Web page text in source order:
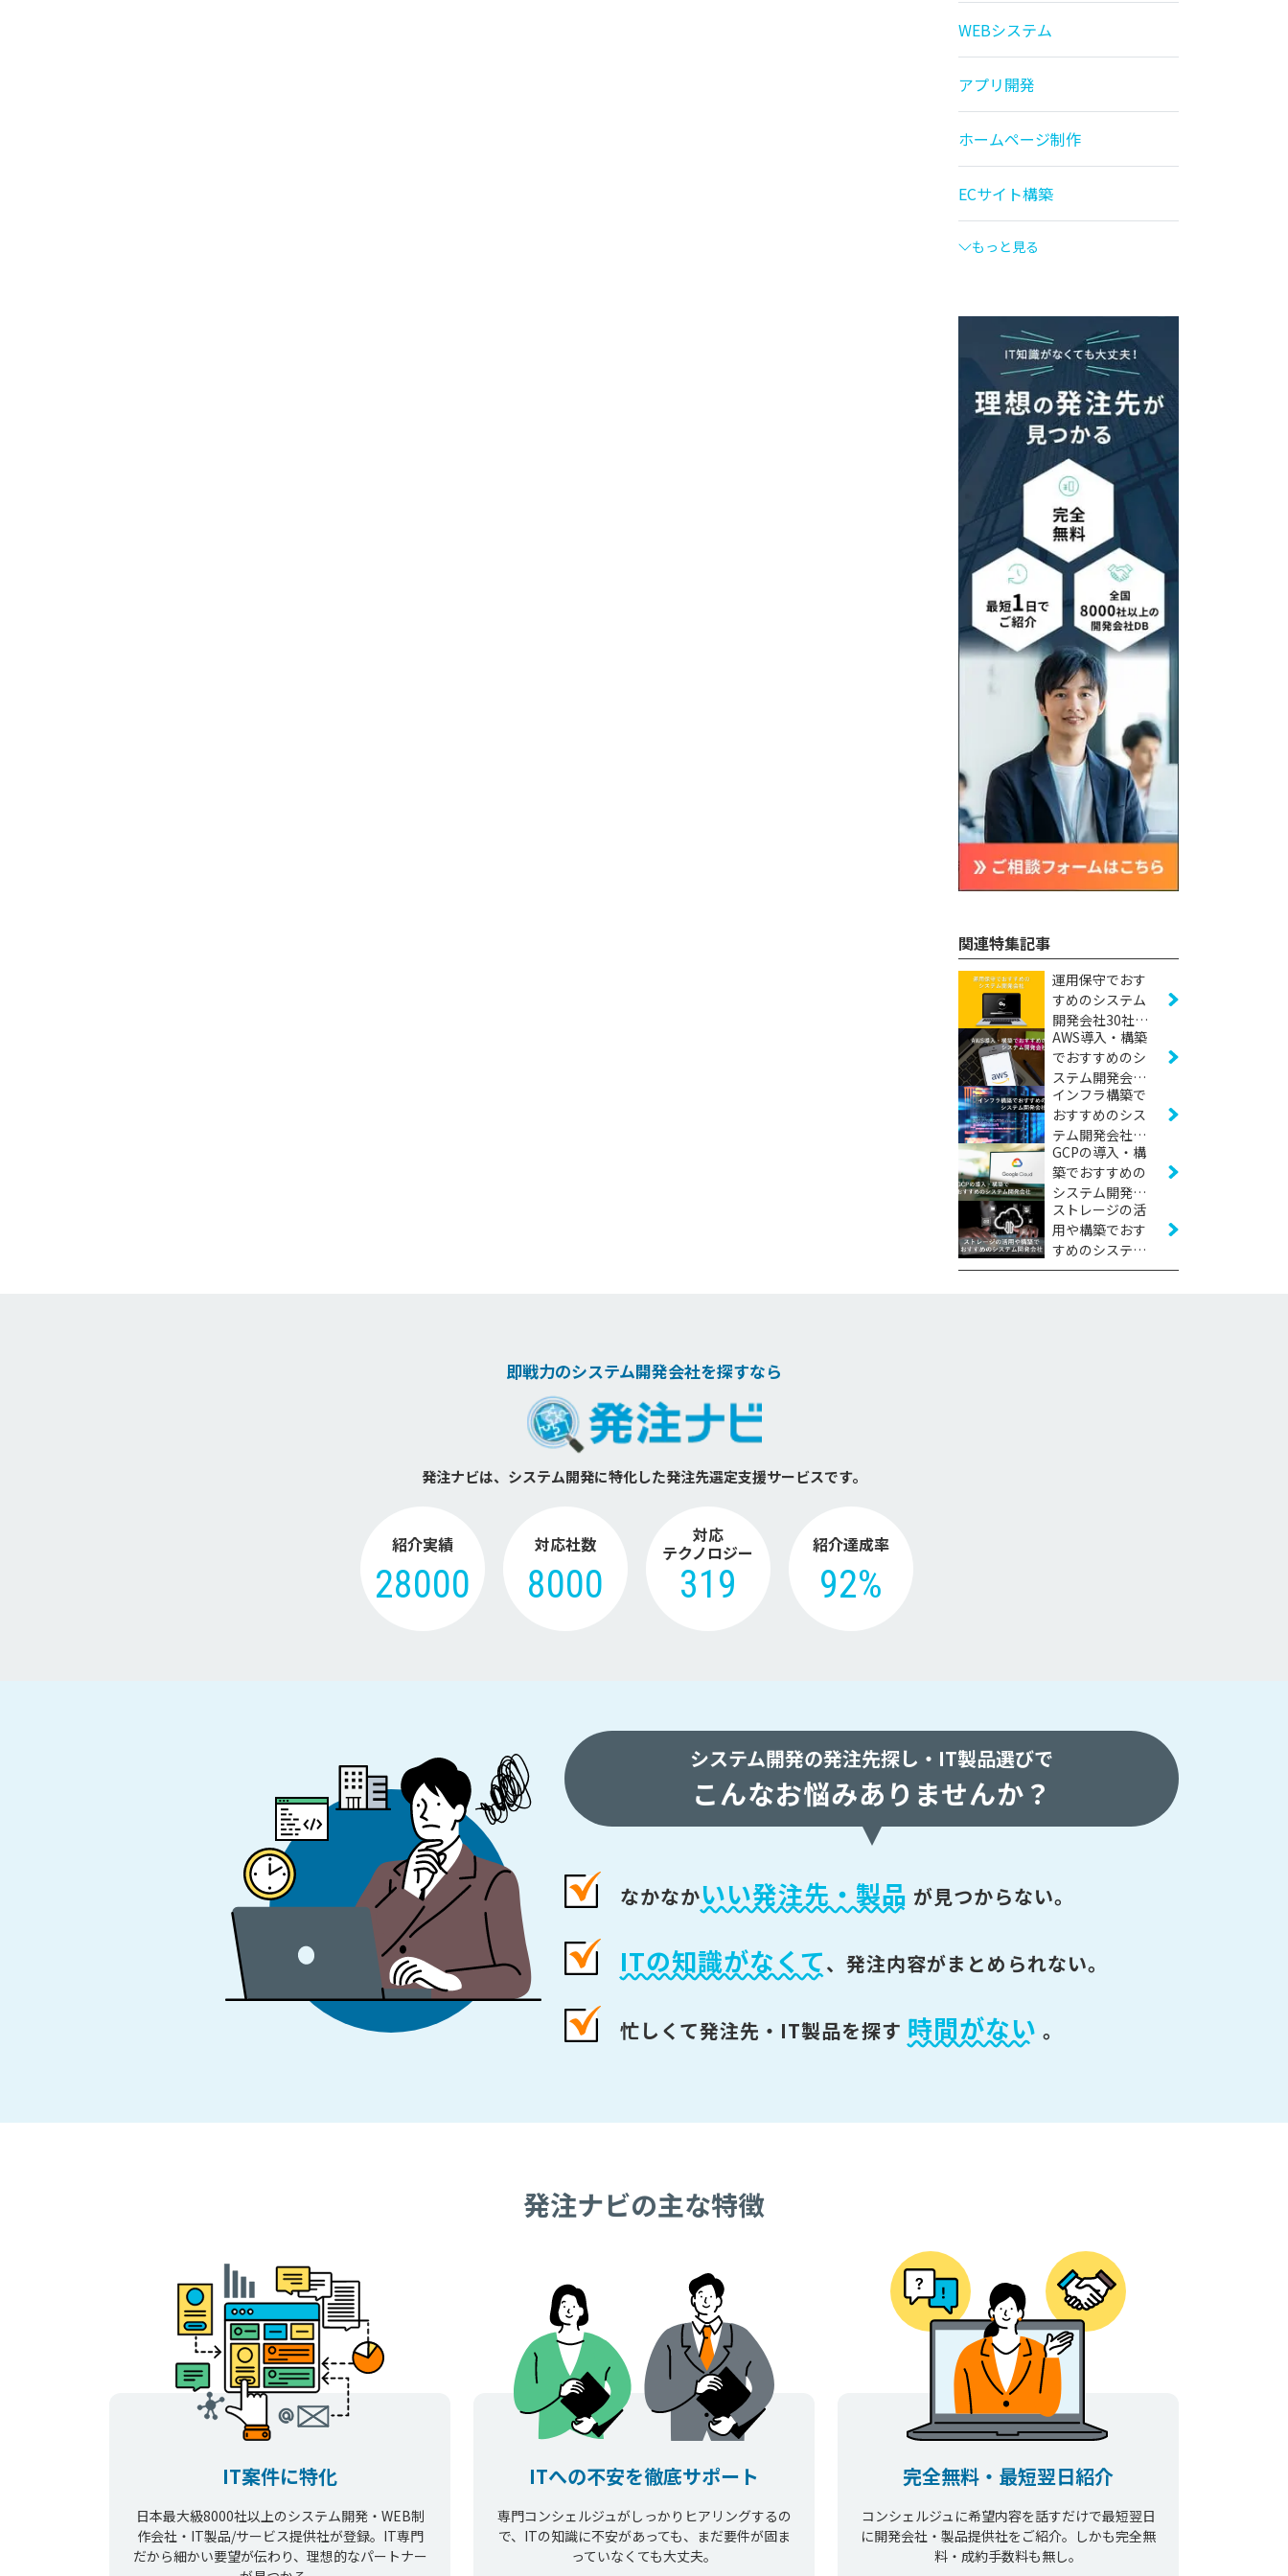
WEBシステム
アプリ開発
ホームページ制作
ECサイト構築
もっと見る
関連特集記事
運用保守でおす
すめのシステム
開発会社30社
【2026年版】
AWS導入・構築
でおすすめのシ
ステム開発会社
23社【2026年
版】
インフラ構築で
おすすめのシス
テム開発会社20
社【2026年版】
GCPの導入・構
築でおすすめの
システム開発会
社17社【2026年
版】
ストレージの活
用や構築でおす
すめのシステム
開発会社5社
即戦力のシステム開発会社を探すなら
発注ナビは、システム開発に特化した発注先選定支援サービスです。
紹介実績
28000
対応社数
8000
対応
テクノロジー
319
紹介達成率
92%
システム開発の発注先探し・ IT製品選びで
こんなお悩みありませんか？
なかなかいい発注先・製品 が見つからない。
ITの知識がなくて、 発注内容がまとめられない。
忙しくて発注先・IT製品を探す 時間がない 。
発注ナビの主な特徴
IT案件に特化
日本最大級8000社以上のシステム開発・WEB制
作会社・IT製品/サービス提供社が登録。IT専門
だから細かい要望が伝わり、理想的なパートナー
ITへの不安を徹底サポート
専門コンシェルジュがしっかりヒアリングするの
で、ITの知識に不安があっても、まだ要件が固ま
っていなくても大丈夫。
完全無料・最短翌日紹介
コンシェルジュに希望内容を話すだけで最短翌日
に開発会社・製品提供社をご紹介。しかも完全無
料・成約手数料も無し。